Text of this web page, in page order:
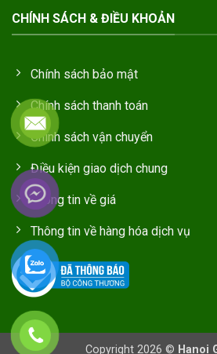
CHÍNH SÁCH & ĐIỀU KHOẢN
Chính sách bảo mật
Chính sách thanh toán
Chính sách vận chuyển
Điều kiện giao dịch chung
Thông tin về giá
Thông tin về hàng hóa dịch vụ
Copyright 2026 © Hanoi